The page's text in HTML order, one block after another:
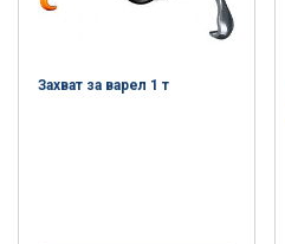
Захват за варел 1 т